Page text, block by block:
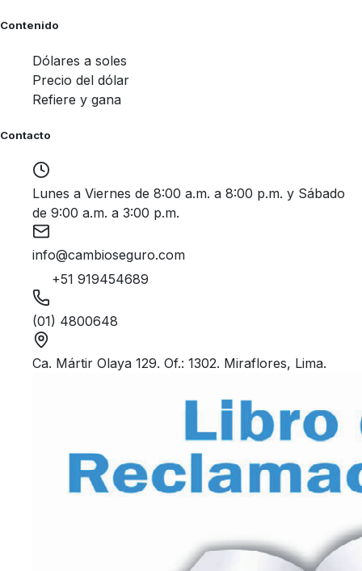
Contenido
Dólares a soles
Precio del dólar
Refiere y gana
Contacto
Lunes a Viernes de 8:00 a.m. a 8:00 p.m. y Sábado
de 9:00 a.m. a 3:00 p.m.
info@cambioseguro.com
+51 919454689
(01) 4800648
Ca. Mártir Olaya 129. Of.: 1302. Miraflores, Lima.